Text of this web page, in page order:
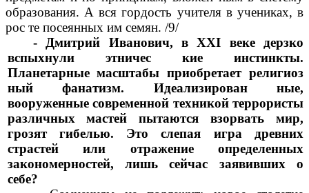
образования. А вся гордость учителя в учениках, в
рос те посеянных им семян. /9/
- Дмитрий Иванович, в XXI веке дерзко
вспыхнули этничес кие инстинкты.
Планетарные масштабы приобретает религиоз
ный фанатизм. Идеализирован ные,
вооруженные современной техникой террористы
различных мастей пытаются взорвать мир,
грозят гибелью. Это слепая игра древних
страстей или отражение определенных
закономерностей, лишь сейчас заявивших о
себе?